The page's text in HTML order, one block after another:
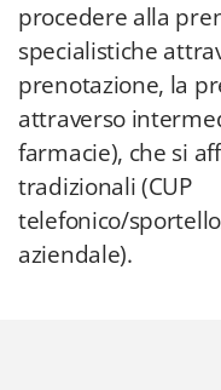
procedere alla
specialistiche
prenotazione, la
attraverso
farmacie), che si
tradizionali (CUP
telefonico/
aziendale).